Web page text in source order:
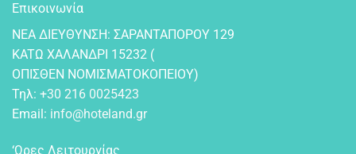
Επικοινωνία
NEA ΔIEYΘYNΣH: ΣAPANTAΠOPOY 129
KATΩ XAΛANΔPI 15232 (
OΠIΣΘEN NOMIΣMATOKOΠEIOY)
Τηλ: +30 216 0025423
Email: info@hoteland.gr
‘Ωρες Λειτουργίας